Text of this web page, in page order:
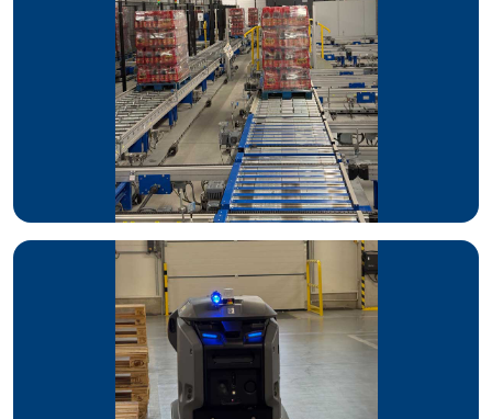
podwójne, automatyczną strefę załadunku oraz łącznik
nadziemny o długości 160 m łączący zakład produkcyjny z
magazynem. Magazyn zawiera wiele systemów takich jak:
MFC, WMS, PLC, DMS, TMS i wszystkie zintegrowane są z
systemem SAP klasy ERP.
Działania ekologiczne i społeczne
Własna farma fotowoltaiczna, pompy ciepła.
Działania społeczne w Grupie Colian realizowane są w ramach
akcji Colian Pomaga. W ostatnim czasie zrealizowano takie
akcje pomocowe jak:
pomoc dla osób dotkniętych powodzią – przekazanie 24
tirów wody w rejony dotknięte klęską. Colian Logistic